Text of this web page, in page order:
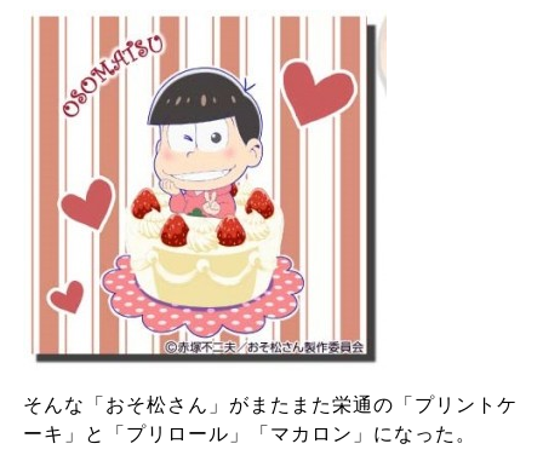
そんな「おそ松さん」がまたまた栄通の「プリントケ
ーキ」と「プリロール」「マカロン」になった。